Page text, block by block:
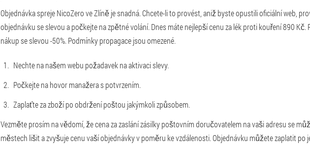
Objednávka spreje NicoZero ve Zlíně je snadná. Chcete-li to provést, aniž byste opustili oficiální web,
objednávku se slevou a počkejte na zpětné volání. Dnes máte nejlepší cenu za lék proti kouření 890 Kč.
nákup se slevou -50%. Podmínky propagace jsou omezené.
Nechte na našem webu požadavek na aktivaci slevy.
Počkejte na hovor manažera s potvrzením.
Zaplaťte za zboží po obdržení poštou jakýmkoli způsobem.
Vezměte prosím na vědomí, že cena za zaslání zásilky poštovním doručovatelem na vaši adresu se
městech lišit a zvyšuje cenu vaší objednávky v poměru ke vzdálenosti. Objednávku můžete zaplatit po